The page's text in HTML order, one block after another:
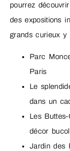
pourrez
des expositions
grands curieux y
Parc
Paris
Le
dans un
Les
décor
Jardin des